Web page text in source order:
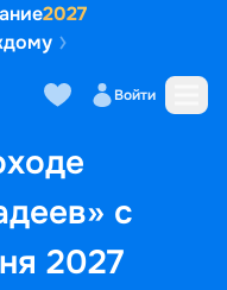
2027
Войти
с
2027
Маршрут и